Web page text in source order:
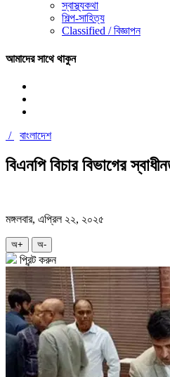
স্বাস্থ্যকথা
শিল্প-সাহিত্য
Classified / বিজ্ঞাপন
আমাদের সাথে থাকুন
/ বাংলাদেশ
বিএনপি বিচার বিভাগের
মঙ্গলবার, এপ্রিল ২২, ২০২৫
অ+ অ-
প্রিন্ট করুন